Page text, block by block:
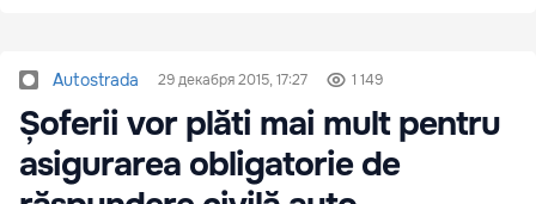
Autostrada 29 декабря 2015, 17:27 1 149
Șoferii vor plăti mai mult pentru
asigurarea obligatorie de